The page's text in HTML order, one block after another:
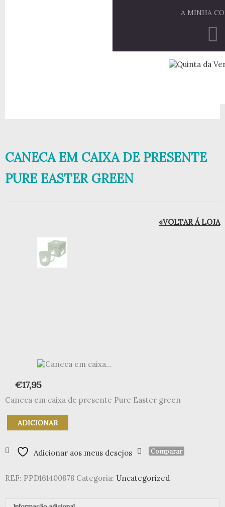
A MINHA
CANECA EM CAIXA DE PRESENTE
PURE EASTER GREEN
«VOLTAR Á LOJA
€17,95
Caneca em caixa de presente Pure Easter green
Quantidade
de
em
caixa
presente
ADICIONAR
Adicionar aos meus desejos Comparar
REF: PPD161400878 Categoria: Uncategorized